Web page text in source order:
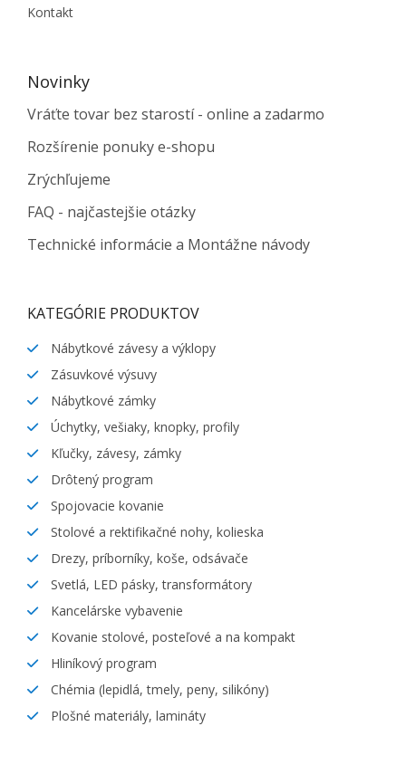
Kontakt
Novinky
Vráťte tovar bez starostí - online a zadarmo
Rozšírenie ponuky e-shopu
Zrýchľujeme
FAQ - najčastejšie otázky
Technické informácie a Montážne návody
KATEGÓRIE PRODUKTOV
Nábytkové závesy a výklopy
Zásuvkové výsuvy
Nábytkové zámky
Úchytky, vešiaky, knopky, profily
Kľučky, závesy, zámky
Drôtený program
Spojovacie kovanie
Stolové a rektifikačné nohy, kolieska
Drezy, príborníky, koše, odsávače
Svetlá, LED pásky, transformátory
Kancelárske vybavenie
Kovanie stolové, posteľové a na kompakt
Hliníkový program
Chémia (lepidlá, tmely, peny, silikóny)
Plošné materiály, lamináty